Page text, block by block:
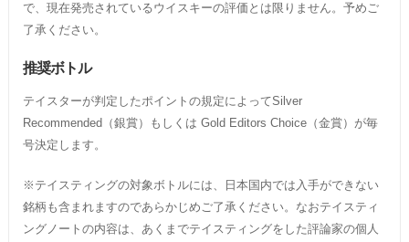
で、現在発売されているウイスキーの評価とは限りません。予めご
了承ください。
推奨ボトル
テイスターが判定したポイントの規定によってSilver
Recommended（銀賞）もしくは Gold Editors Choice（金賞）が毎
号決定します。
※テイスティングの対象ボトルには、日本国内では入手ができない
銘柄も含まれますのであらかじめご了承ください。なおテイスティ
ングノートの内容は、あくまでテイスティングをした評論家の個人